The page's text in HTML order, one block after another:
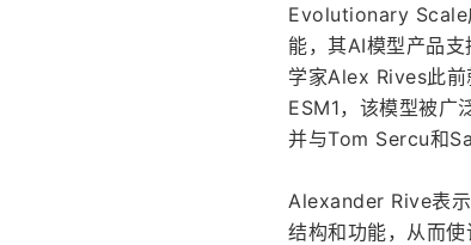
Evolutionary Scale
能，其AI模型产品
学家Alex Rives此前
ESM1，该模型被广
并与Tom Sercu和
Alexander Rive表示
结构和功能，从而